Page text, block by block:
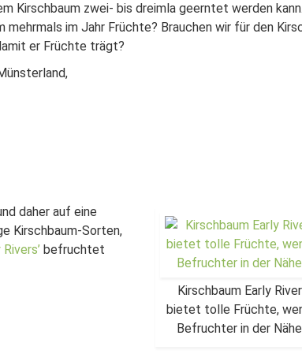
Kirschbaum zwei- bis dreimla geerntet werden
im Jahr Früchte? Brauchen wir für den
er Früchte trägt?
Kirschbaum Early
bietet tolle Früchte,
Befruchter in der
daher auf eine
Kirschbaum-Sorten,
befruchtet